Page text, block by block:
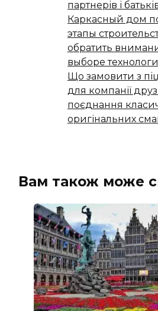
партнерів і
Каркасный дом
этапы
обратить
выборе
Що замовити з
для компанії
поєднання
оригінальних
Вам також може